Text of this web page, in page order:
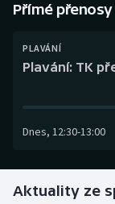
Biatlon
Boby a skeleton
Curling
Dostihy
Aplikace ČT
AZ kvíz
Přímé přenosy
PLAVÁNÍ
Plavání: TK
Dnes, 12:30-13:00
Aktuality ze